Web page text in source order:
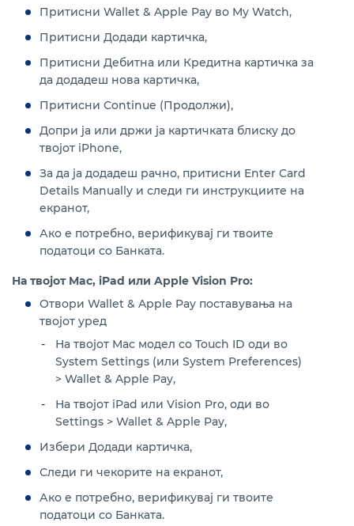
Притисни Wallet & Apple Pay во My Watch,
Притисни Додади картичка,
Притисни Дебитна или Кредитна картичка за
да додадеш нова картичка,
Притисни Continue (Продолжи),
Допри ја или држи ја картичката блиску до
твојот iPhone,
За да ја додадеш рачно, притисни Enter Card
Details Manually и следи ги инструкциите на
екранот,
Ако е потребно, верификувај ги твоите
податоци со Банката.
На твојот Mac, iPad или Apple Vision Pro:
Отвори Wallet & Apple Pay поставувања на
твојот уред
На твојот Mac модел со Touch ID оди во
System Settings (или System Preferences)
> Wallet & Apple Pay,
На твојот iPad или Vision Pro, оди во
Settings > Wallet & Apple Pay,
Избери Додади картичка,
Следи ги чекорите на екранот,
Ако е потребно, верификувај ги твоите
податоци со Банката.